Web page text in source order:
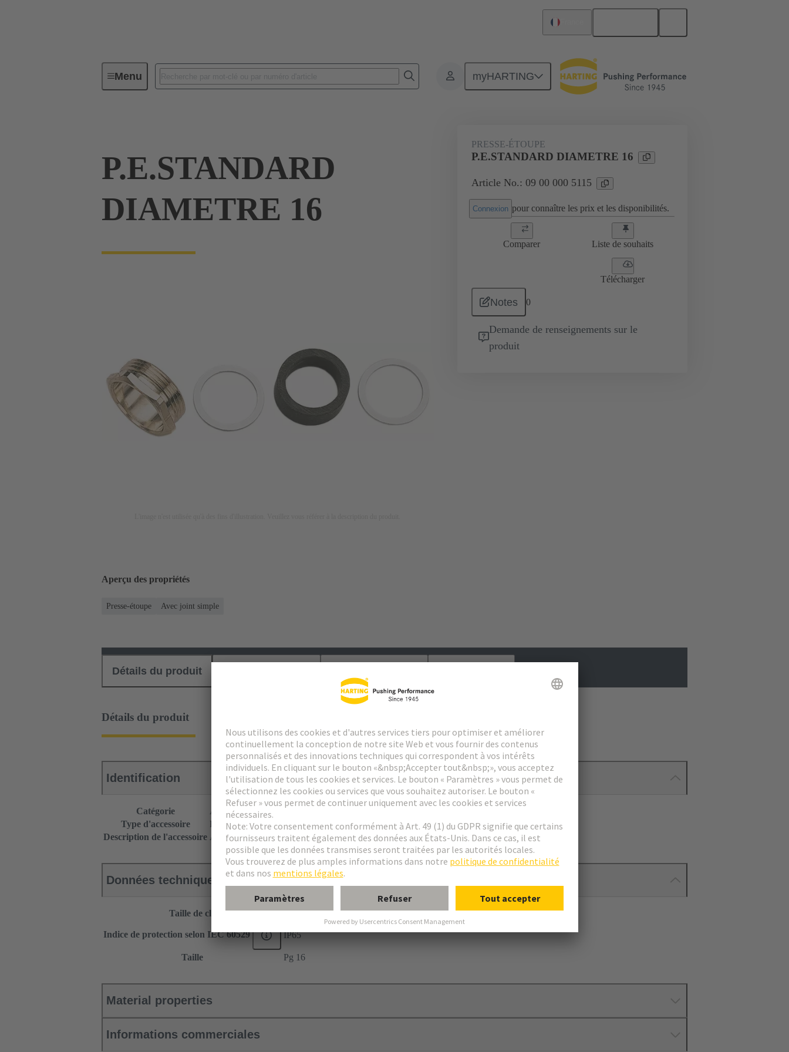
Menu myHARTING
Connecteurs industriels / Han® Accessoires Presse-étoupes 09 00 000 5115
P.E.STANDARD
DIAMETRE 16
PRESSE-ÉTOUPE
P.E.STANDARD DIAMETRE 16
Article No.: 09 00 000 5115
Connexion pour connaître les prix et les disponibilités.
Comparer Liste de souhaits
Télécharger
Notes 0
Demande de renseignements sur le
produit
Aperçu des propriétés
Presse-étoupe Avec joint simple
Détails du produit
Détails du produit
Identification
Catégorie
Accessoires
Type d'accessoire
Presse-étoupe
Description de l'accessoire Avec joint simple
Données techniques
Taille de clé 22
Indice de protection selon IEC 60529 IP65
Taille Pg 16
Material properties
Informations commerciales